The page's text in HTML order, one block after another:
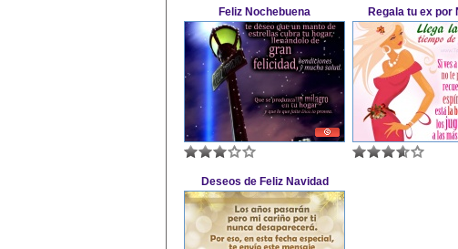
Feliz Nochebuena Regala tu ex por
Deseos de Feliz Navidad